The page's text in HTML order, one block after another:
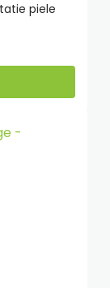
piele